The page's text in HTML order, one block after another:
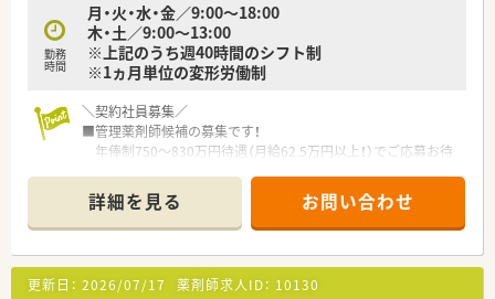
勤務
時間
月・火・水・金／9:00～18:00
木・土／9:00～13:00
※上記のうち週40時間のシフト制
※1ヵ月単位の変形労働制
＼契約社員募集／
■管理薬剤師候補の募集です！
年俸制750～830万円待遇（月給62.5万円以上！）でご応募お待
■2027年3月末までの期間で雇用期間はご相談ください。
■函館市外からのご応募も歓迎です！引っ越し代費用負担制度ご
ざいます。
＼こんな会社です／
■東証プライム上場、全国に150店舗以上展開している薬局で
詳細を見る お問い合わせ
更新日： 2026/07/17 薬剤師求人ID： 10130